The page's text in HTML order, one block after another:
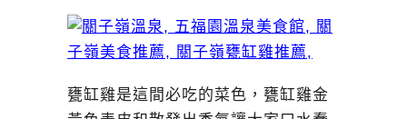
甕缸雞是這間必吃的菜色，甕缸雞金